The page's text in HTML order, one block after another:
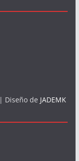
Diseño de JADEMK